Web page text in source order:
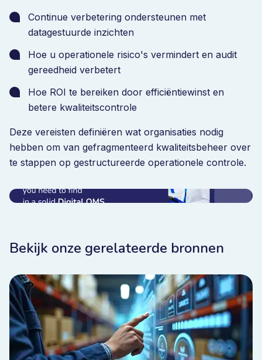
Continue verbetering ondersteunen met
datagestuurde inzichten
Hoe u operationele risico's vermindert en audit
gereedheid verbetert
Hoe ROI te bereiken door efficiëntiewinst en
betere kwaliteitscontrole
Deze vereisten definiëren wat organisaties nodig
hebben om van gefragmenteerd kwaliteitsbeheer over
te stappen op gestructureerde operationele controle.
Bekijk onze gerelateerde bronnen